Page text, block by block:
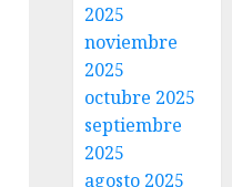
2025
noviembre
2025
octubre 2025
septiembre
2025
agosto 2025